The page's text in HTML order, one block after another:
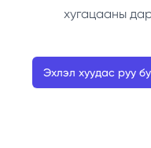
хугацааны
Эхлэл хуудас руу